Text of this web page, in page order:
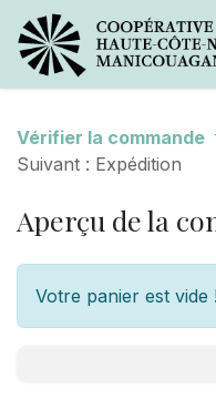
Vérifier la commande
Suivant : Expédition
Aperçu de la
Votre panier est vide !